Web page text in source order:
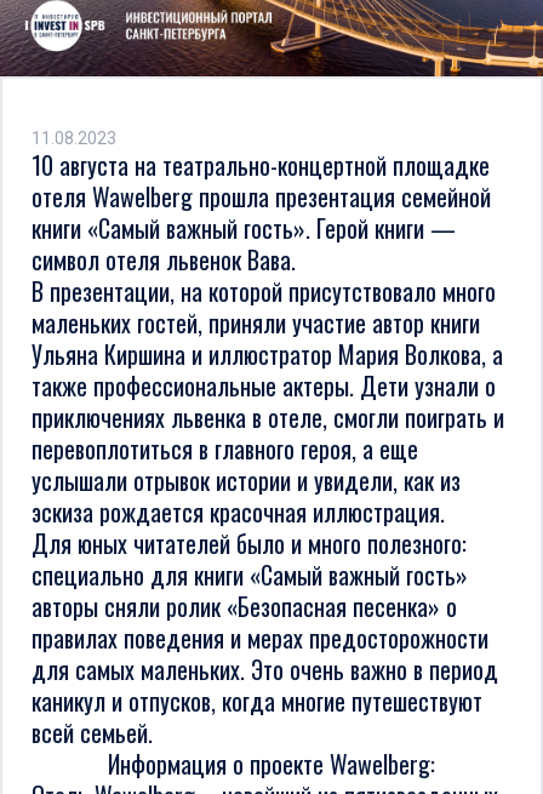
11.08.2023
10 августа на театрально-концертной площадке
отеля Wawelberg прошла презентация семейной
книги «Самый важный гость». Герой книги —
символ отеля львенок Вава.
В презентации, на которой присутствовало много
маленьких гостей, приняли участие автор книги
Ульяна Киршина и иллюстратор Мария Волкова, а
также профессиональные актеры. Дети узнали о
приключениях львенка в отеле, смогли поиграть и
перевоплотиться в главного героя, а еще
услышали отрывок истории и увидели, как из
эскиза рождается красочная иллюстрация.
Для юных читателей было и много полезного:
специально для книги «Самый важный гость»
авторы сняли ролик «Безопасная песенка» о
правилах поведения и мерах предосторожности
для самых маленьких. Это очень важно в период
каникул и отпусков, когда многие путешествуют
всей семьей.
Информация о проекте Wawelberg: